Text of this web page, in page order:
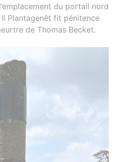
du portail nord
Plantagenêt fit pénitence
de Thomas Becket.